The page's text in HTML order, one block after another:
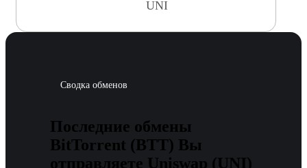
UNI
Сводка обменов
Последние обмены
BitTorrent (BTT) Вы
отправляете Uniswap (UNI)